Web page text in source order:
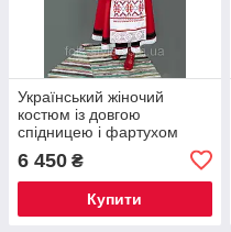
Український жіночий
костюм із довгою
спідницею і фартухом
6 450 ₴
Купити